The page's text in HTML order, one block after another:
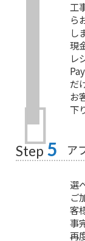
工
ら
し
現
レ
だ
お
下
Step 5 ア
選
ご
客
事
再